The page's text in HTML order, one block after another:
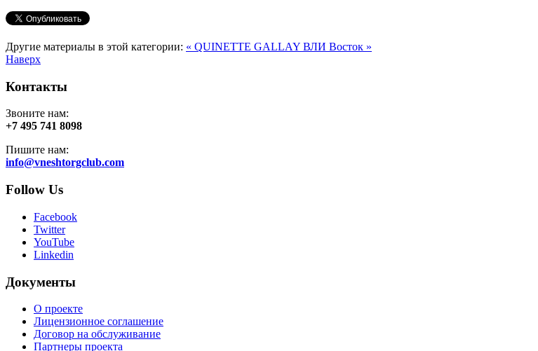
Другие материалы в этой категории: « QUINETTE GALLAY ВЛИ Восток »
Наверх
Контакты
Звоните нам:
+7 495 741 8098
Пишите нам:
info@vneshtorgclub.com
Follow Us
Facebook
Twitter
YouTube
Linkedin
Документы
О проекте
Лицензионное соглашение
Договор на обслуживание
Партнеры проекта